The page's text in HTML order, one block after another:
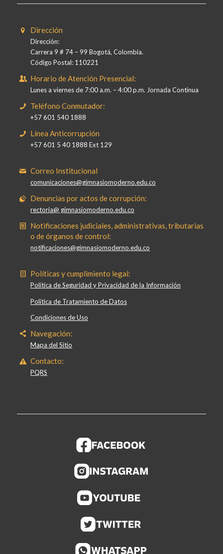
Dirección
Dirección:
Carrera 9 # 74 – 99 Bogotá, Colombia.
Código Postal: 110221
Horario de Atención Presencial:
Lunes a viernes de 7:00 a.m. – 4:00 p.m. Jornada Continua
Teléfono Conmutador:
+57 601 540 1888
Línea Anticorrupción
+57 601 5 40 1888 Ext 129
Correo Institucional
comunicaciones@gimnasiomoderno.edu.co
Denuncias por actos de corrupción:
rectoria@ gimnasiomoderno.edu.co
Notificaciones judiciales, administrativas, tributarias
o de órganos de control:
notificaciones@gimnasiomoderno.edu.co
Políticas y cumplimiento legal:
Política de Seguridad y Privacidad de la Información
Política de Tratamiento de Datos
Condiciones de Uso
Navegación:
Mapa del Sitio
Contacto:
PQRS